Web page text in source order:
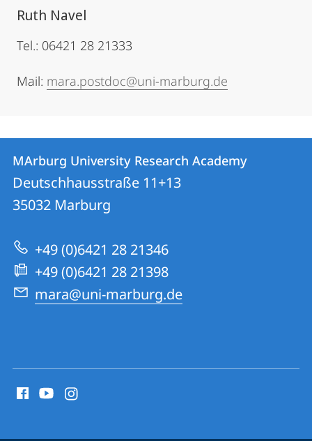
Ruth Navel
Tel.: 06421 28 21333
Mail: mara.postdoc@uni-marburg.de
Kontakt
und
Informationen
zur
Website
Kontaktinformationen
MArburg
University
Research
Academy
MArburg University Research Academy
Deutschhausstraße 11+13
35032 Marburg
+49 (0)6421 28 21346
+49 (0)6421 28 21398
mara@uni-marburg.de
Media